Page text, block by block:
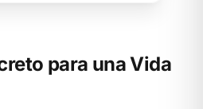
para una Vida